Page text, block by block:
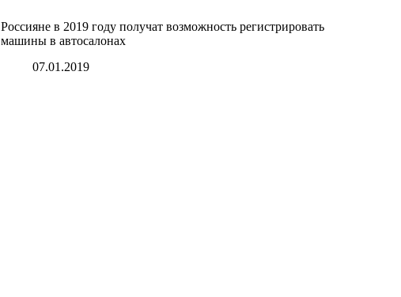
Россияне в 2019 году получат возможность регистрировать
машины в автосалонах
07.01.2019